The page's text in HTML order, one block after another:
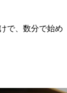
で、数分で始め